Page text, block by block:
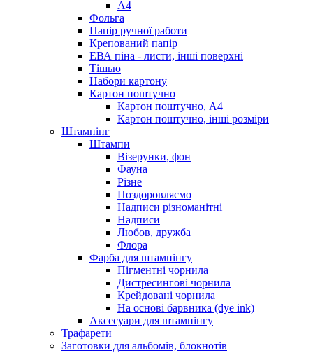
А4
Фольга
Папір ручної работи
Крепований папір
ЕВА піна - листи, інші поверхні
Тішью
Набори картону
Картон поштучно
Картон поштучно, А4
Картон поштучно, інші розміри
Штампінг
Штампи
Візерунки, фон
Фауна
Різне
Поздоровляємо
Надписи різноманітні
Надписи
Любов, дружба
Флора
Фарба для штампінгу
Пігментні чорнила
Дистресингові чорнила
Крейдовані чорнила
На основі барвника (dye ink)
Аксесуари для штампінгу
Трафарети
Заготовки для альбомів, блокнотів